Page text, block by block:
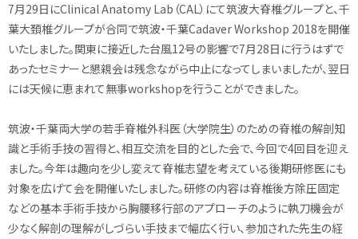
7月29日にClinical Anatomy Lab（CAL）にて筑波大脊椎グループと、千
葉大頚椎グループが合同で筑波・千葉Cadaver Workshop 2018を開催
いたしました。関東に接近した台風12号の影響で7月28日に行うはずで
あったセミナーと懇親会は残念ながら中止になってしまいましたが、翌日
には天候に恵まれて無事workshopを行うことができました。
筑波・千葉両大学の若手脊椎外科医（大学院生）のための脊椎の解剖知
識と手術手技の習得と、相互交流を目的とした会で、今回で4回目を迎え
ました。今年は趣向を少し変えて脊椎志望を考えている後期研修医にも
対象を広げて会を開催いたしました。研修の内容は脊椎後方除圧固定
などの基本手術手技から胸腰移行部のアプローチのように執刀機会が
少なく解剖の理解がしづらい手技まで幅広く行い、参加された先生の経